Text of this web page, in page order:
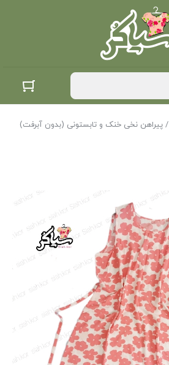
/ پیراهن نخی خنک و تابستونی (بدون آبرفت)